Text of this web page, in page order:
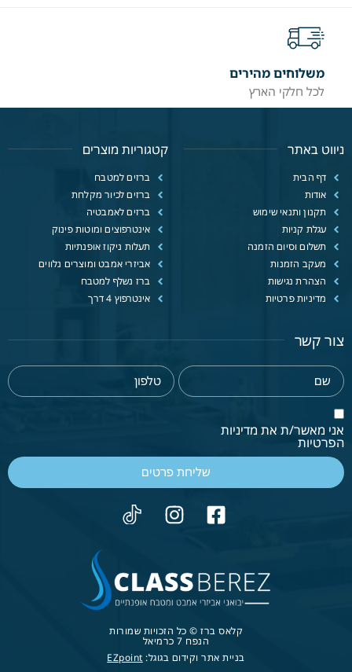
משלוחים מהירים
לכל חלקי הארץ
ניווט באתר
דף הבית
אודות
תקנון ותנאי שימוש
עגלת קניות
תשלום וסיום הזמנה
מעקב הזמנות
הצהרת נגישות
מדיניות פרטיות
קטגוריות מוצרים
ברזים למטבח
ברזים לכיור מקלחת
ברזים לאמבטיה
אינטרפוצים ומוטות פינוק
תעלות ניקוז אופנתיות
אביזרי אמבט ומוצרים נלווים
ברז נשלף למטבח
אינטרפוץ 4 דרך
צור קשר
אני מאשר/ת את מדיניות
הפרטיות
שליחת פרטים
קלאס ברז © כל הזכויות שמורות
הנפח 7 כרמיאל
בניית אתר וקידום בגוגל: EZpoint